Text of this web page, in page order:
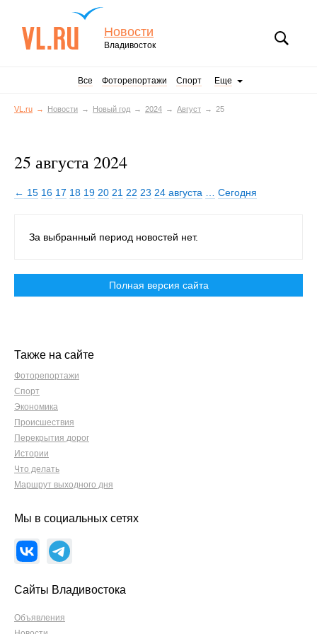
Новости
Владивосток
Все Фоторепортажи Спорт Еще
VL.ru Новости Новый год 2024 Август 25
25 августа 2024
← 15 16 17 18 19 20 21 22 23 24 августа Сегодня
За выбранный период новостей нет.
Полная версия сайта
Также на сайте
Фоторепортажи
Спорт
Экономика
Происшествия
Перекрытия дорог
Истории
Что делать
Маршрут выходного дня
Мы в социальных сетях
Сайты Владивостока
Объявления